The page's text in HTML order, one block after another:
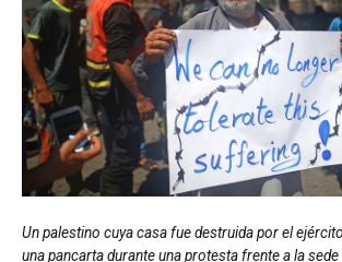
Un palestino cuya casa fue destruida por el
una pancarta durante una protesta frente a la